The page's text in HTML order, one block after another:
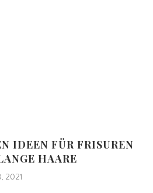
IDEEN FÜR FRISUREN
HAARE
2021